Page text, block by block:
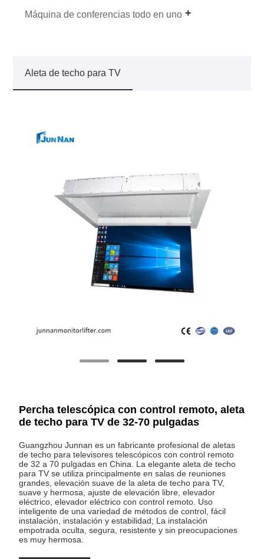
Máquina de conferencias todo en uno
Aleta de techo para TV
Percha telescópica con control remoto, aleta
de techo para TV de 32-70 pulgadas
Guangzhou Junnan es un fabricante profesional de aletas
de techo para televisores telescópicos con control remoto
de 32 a 70 pulgadas en China. La elegante aleta de techo
para TV se utiliza principalmente en salas de reuniones
grandes, elevación suave de la aleta de techo para TV,
suave y hermosa, ajuste de elevación libre, elevador
eléctrico, elevador eléctrico con control remoto. Uso
inteligente de una variedad de métodos de control, fácil
instalación, instalación y estabilidad; La instalación
empotrada oculta, segura, resistente y sin preocupaciones
es muy hermosa.